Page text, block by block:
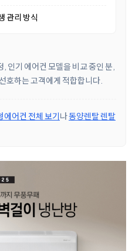
관리 방식
인기 에어컨 모델을 비교 중인 분,
호하는 고객에게 적합합니다.
에어컨 전체 보기나동양렌탈 렌탈